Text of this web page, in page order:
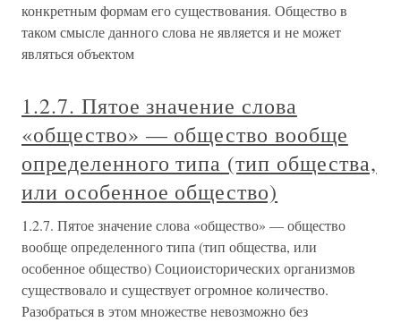
конкретным формам его существования. Общество в
таком смысле данного слова не является и не может
являться объектом
1.2.7. Пятое значение слова
«общество» — общество вообще
определенного типа (тип общества,
или особенное общество)
1.2.7. Пятое значение слова «общество» — общество
вообще определенного типа (тип общества, или
особенное общество) Социоисторических организмов
существовало и существует огромное количество.
Разобраться в этом множестве невозможно без